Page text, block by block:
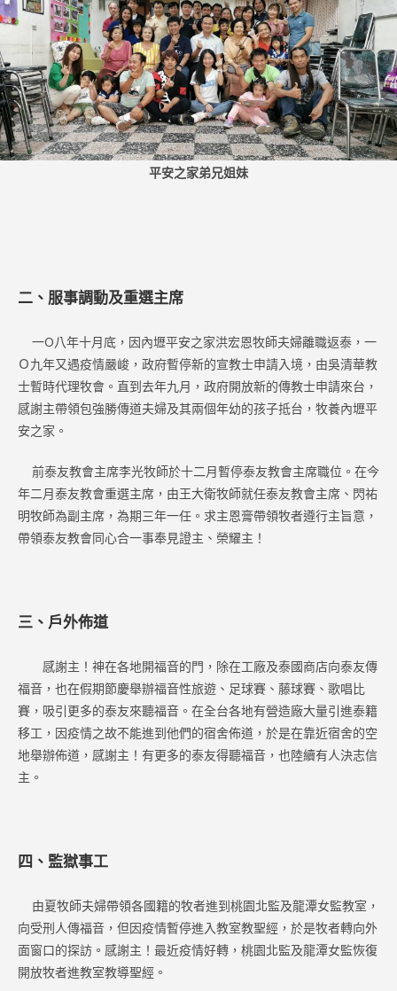
平安之家弟兄姐妹
二、服事調動及重選主席
一O八年十月底，因內壢平安之家洪宏恩牧師夫婦離職返泰，一
Ｏ九年又遇疫情嚴峻，政府暫停新的宣教士申請入境，由吳清華教
士暫時代理牧會。直到去年九月，政府開放新的傳教士申請來台，
感謝主帶領包強勝傳道夫婦及其兩個年幼的孩子抵台，牧養內壢平
安之家。
前泰友教會主席李光牧師於十二月暫停泰友教會主席職位。在今
年二月泰友教會重選主席，由王大衛牧師就任泰友教會主席、閃祐
明牧師為副主席，為期三年一任。求主恩膏帶領牧者遵行主旨意，
帶領泰友教會同心合一事奉見證主、榮耀主！
三、戶外佈道
感謝主！神在各地開福音的門，除在工廠及泰國商店向泰友傳
福音，也在假期節慶舉辦福音性旅遊、足球賽、藤球賽、歌唱比
賽，吸引更多的泰友來聽福音。在全台各地有營造廠大量引進泰籍
移工，因疫情之故不能進到他們的宿舍佈道，於是在靠近宿舍的空
地舉辦佈道，感謝主！有更多的泰友得聽福音，也陸續有人決志信
主。
四、監獄事工
由夏牧師夫婦帶領各國籍的牧者進到桃園北監及龍潭女監教室，
向受刑人傳福音，但因疫情暫停進入教室教聖經，於是牧者轉向外
面窗口的探訪。感謝主！最近疫情好轉，桃園北監及龍潭女監恢復
開放牧者進教室教導聖經。